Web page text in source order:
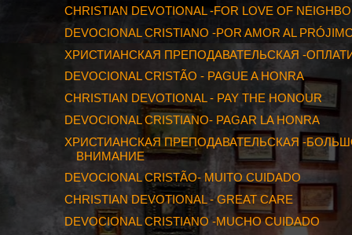
CHRISTIAN DEVOTIONAL -FOR LOVE OF
DEVOCIONAL CRISTIANO -POR AMOR AL
ХРИСТИАНСКАЯ ПРЕПОДАВАТЕЛЬСКАЯ -
DEVOCIONAL CRISTÃO - PAGUE A HONRA
CHRISTIAN DEVOTIONAL - PAY THE HONOUR
DEVOCIONAL CRISTIANO- PAGAR LA HONRA
ХРИСТИАНСКАЯ ПРЕПОДАВАТЕЛЬСКАЯ -
ВНИМАНИЕ
DEVOCIONAL CRISTÃO- MUITO CUIDADO
CHRISTIAN DEVOTIONAL - GREAT CARE
DEVOCIONAL CRISTIANO -MUCHO CUIDADO